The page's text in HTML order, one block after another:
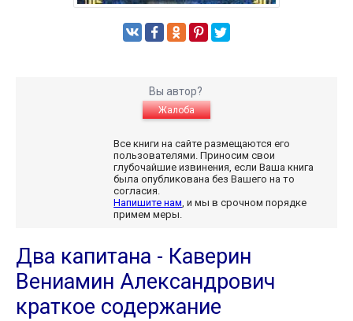
Вы автор?
Жалоба
Все книги на сайте размещаются его
пользователями. Приносим свои
глубочайшие извинения, если Ваша книга
была опубликована без Вашего на то
согласия.
Напишите нам, и мы в срочном порядке
примем меры.
Два капитана - Каверин
Вениамин Александрович
краткое содержание